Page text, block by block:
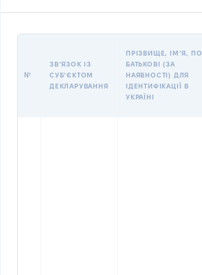
№
ЗВʼЯЗОК ІЗ
СУБʼЄКТОМ
ДЕКЛАРУВАННЯ
ПРІЗВИЩЕ, ІМʼЯ, ПО
БАТЬКОВІ (ЗА
НАЯВНОСТІ) ДЛЯ
ІДЕНТИФІКАЦІЇ В
УКРАЇНІ